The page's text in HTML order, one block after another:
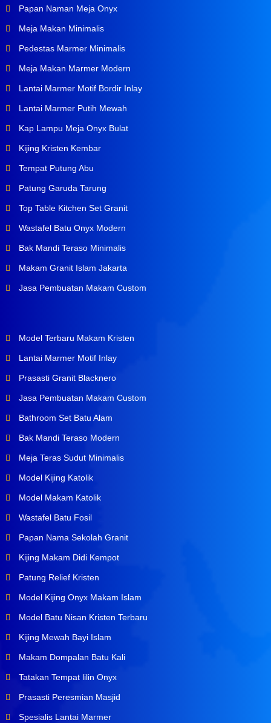
Papan Naman Meja Onyx
Meja Makan Minimalis
Pedestas Marmer Minimalis
Meja Makan Marmer Modern
Lantai Marmer Motif Bordir Inlay
Lantai Marmer Putih Mewah
Kap Lampu Meja Onyx Bulat
Kijing Kristen Kembar
Tempat Putung Abu
Patung Garuda Tarung
Top Table Kitchen Set Granit
Wastafel Batu Onyx Modern
Bak Mandi Teraso Minimalis
Makam Granit Islam Jakarta
Jasa Pembuatan Makam Custom
Model Terbaru Makam Kristen
Lantai Marmer Motif Inlay
Prasasti Granit Blacknero
Jasa Pembuatan Makam Custom
Bathroom Set Batu Alam
Bak Mandi Teraso Modern
Meja Teras Sudut Minimalis
Model Kijing Katolik
Model Makam Katolik
Wastafel Batu Fosil
Papan Nama Sekolah Granit
Kijing Makam Didi Kempot
Patung Relief Kristen
Model Kijing Onyx Makam Islam
Model Batu Nisan Kristen Terbaru
Kijing Mewah Bayi Islam
Makam Dompalan Batu Kali
Tatakan Tempat lilin Onyx
Prasasti Peresmian Masjid
Spesialis Lantai Marmer